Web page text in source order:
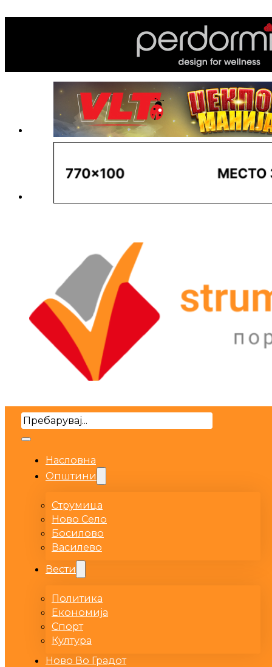
Search
Насловна
Општини
Струмица
Ново Село
Босилово
Василево
Вести
Политика
Економија
Спорт
Култура
Ново Во Градот